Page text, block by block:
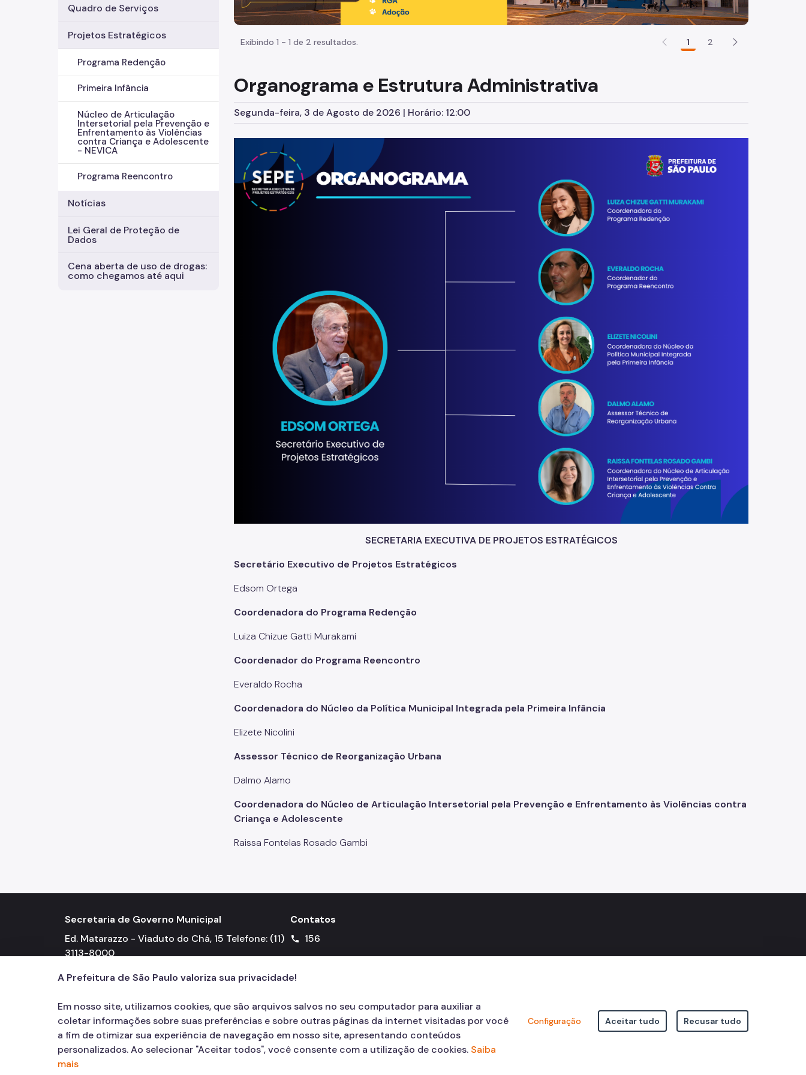
Quadro de Serviços
Projetos Estratégicos
Programa Redenção
Primeira Infância
Núcleo de Articulação
Intersetorial pela Prevenção e
Enfrentamento às Violências
contra Criança e Adolescente
- NEVICA
Programa Reencontro
Notícias
Lei Geral de Proteção de
Dados
Cena aberta de uso de drogas:
como chegamos até aqui
Exibindo 1 - 1 de 2 resultados. 1 2
Organograma e Estrutura Administrativa
Segunda-feira, 3 de Agosto de 2026 | Horário: 12:00
SECRETARIA EXECUTIVA DE PROJETOS ESTRATÉGICOS
Secretário Executivo de Projetos Estratégicos
Edsom Ortega
Coordenadora do Programa Redenção
Luiza Chizue Gatti Murakami
Coordenador do Programa Reencontro
Everaldo Rocha
Coordenadora do Núcleo da Política Municipal Integrada pela Primeira Infância
Elizete Nicolini
Assessor Técnico de Reorganização Urbana
Dalmo Alamo
Coordenadora do Núcleo de Articulação Intersetorial pela Prevenção e Enfrentamento às Violências contra
Criança e Adolescente
Raissa Fontelas Rosado Gambi
Secretaria de Governo Municipal
Ed. Matarazzo - Viaduto do Chá, 15 Telefone: (11)
3113-8000
Contatos
call 156
A Prefeitura de São Paulo valoriza sua privacidade!
Em nosso site, utilizamos cookies, que são arquivos salvos no seu computador para auxiliar a
coletar informações sobre suas preferências e sobre outras páginas da internet visitadas por você
a fim de otimizar sua experiência de navegação em nosso site, apresentando conteúdos
personalizados. Ao selecionar "Aceitar todos", você consente com a utilização de cookies. Saiba
mais
Configuração Aceitar tudo Recusar tudo